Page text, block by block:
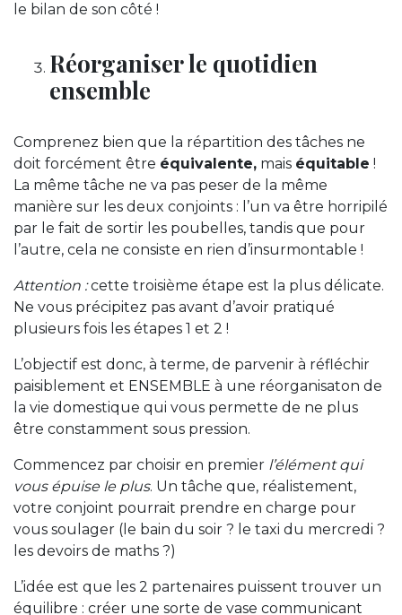
le bilan de son côté !
Réorganiser le quotidien
ensemble
Comprenez bien que la répartition des tâches ne
doit forcément être équivalente, mais équitable !
La même tâche ne va pas peser de la même
manière sur les deux conjoints : l’un va être horripilé
par le fait de sortir les poubelles, tandis que pour
l’autre, cela ne consiste en rien d’insurmontable !
Attention :cette troisième étape est la plus délicate.
Ne vous précipitez pas avant d’avoir pratiqué
plusieurs fois les étapes 1 et 2 !
L’objectif est donc, à terme, de parvenir à réfléchir
paisiblement et ENSEMBLE à une réorganisaton de
la vie domestique qui vous permette de ne plus
être constamment sous pression.
Commencez par choisir en premier l’élément qui
vous épuise le plus. Un tâche que, réalistement,
votre conjoint pourrait prendre en charge pour
vous soulager (le bain du soir ? le taxi du mercredi ?
les devoirs de maths ?)
L’idée est que les 2 partenaires puissent trouver un
équilibre : créer une sorte de vase communicant